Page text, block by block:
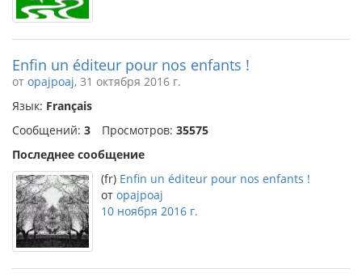
Enfin un éditeur pour nos enfants !
от opajpoaj, 31 октября 2016 г.
Язык: Français
Сообщений: 3 Просмотров: 35575
Последнее сообщение
(fr) Enfin un éditeur pour nos enfants !
от opajpoaj
10 ноября 2016 г.